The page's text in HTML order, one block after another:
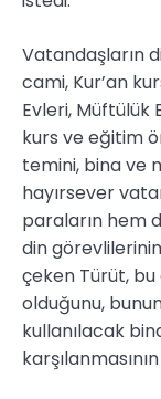
Vatandaşların
cami, Kur’an
Evleri, Müftülük
kurs ve eğitim
temini, bina ve
hayırsever
paraların hem
din
çeken Türüt,
olduğunu,
kullanılacak